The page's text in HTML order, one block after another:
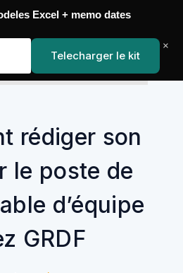
rédiger son
le poste de
d’équipe
GRDF
Excel + memo dates
Telecharger le kit
×